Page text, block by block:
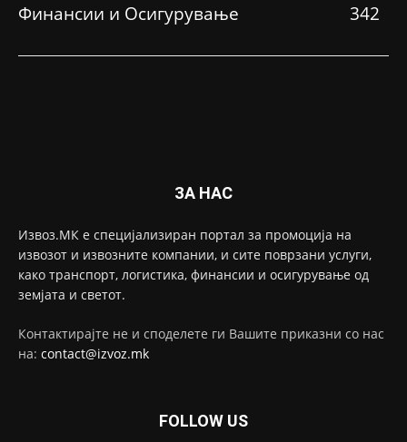
Финансии и Осигурување
342
ЗА НАС
Извоз.МК е специјализиран портал за промоција на
извозот и извозните компании, и сите поврзани услуги,
како транспорт, логистика, финансии и осигурување од
земјата и светот.
Контактирајте не и споделете ги Вашите приказни со нас
на: contact@izvoz.mk
FOLLOW US